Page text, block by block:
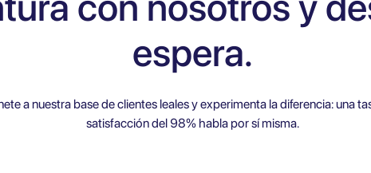
espera.
a nuestra base de clientes leales y experimenta la diferencia: una
satisfacción del 98% habla por sí misma.